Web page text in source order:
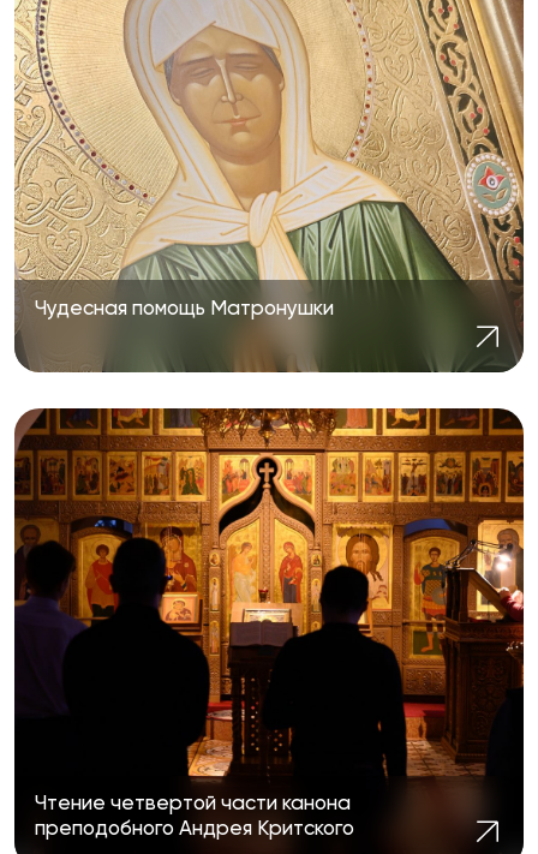
Чудесная помощь Матронушки
Чтение четвертой части канона
преподобного Андрея Критского